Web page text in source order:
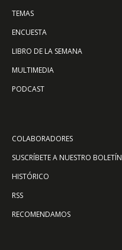
TEMAS
ENCUESTA
LIBRO DE LA SEMANA
MULTIMEDIA
PODCAST
COLABORADORES
SUSCRÍBETE A NUESTRO BOLETÍN
HISTÓRICO
RSS
RECOMENDAMOS